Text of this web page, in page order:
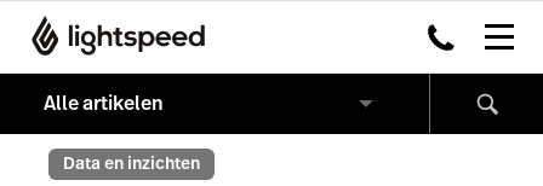
Data en inzichten